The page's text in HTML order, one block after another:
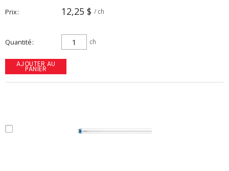
Prix 12,25 $ / ch
Quantité ch
AJOUTER AU
PANIER